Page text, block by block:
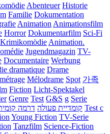
Abenteuer Historie
Familie Dokumentation
Animation Animationsfilm
Horror Dokumentarfilm Sci-Fi
Krimikomödie Animation.
Jugendmagazin TV-
Documentaire Werbung
dramatique Drame
Mélodrame Spot 가족
Fiction Licht-Spektakel
Genre Test G&S g Serie
קומדיית פעולה דרמה
Test c
Young Fiction TV-Serie
Tanzfilm Science-Fiction